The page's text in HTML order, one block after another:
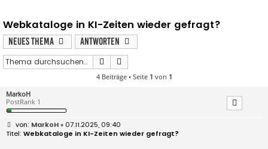
Webkataloge in KI-Zeiten wieder gefragt?
Neues Thema
Antworten
Suche
4 Beiträge • Seite 1 von 1
MarkoH
PostRank 1
B
e
i
MarkoH» 07.11.2025, 09:40
Webkataloge in KI-Zeiten wieder gefragt?